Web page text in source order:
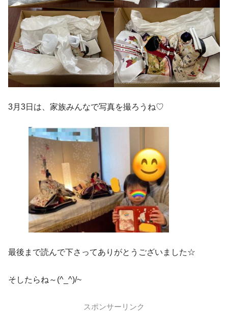
3月3日は、家族みんなで写真を撮ろうね♡
最後まで読んで下さってありがとうございました☆
そしたらね～(^_^)/~
スポンサーリンク